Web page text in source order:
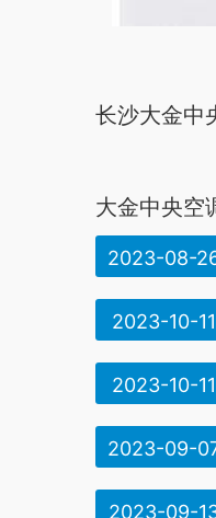
长沙大金中
大金中央空
2023-08-
2023-10-11
2023-10-11
2023-09-
2023-09-